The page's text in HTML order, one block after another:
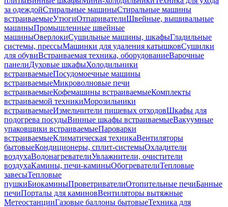
за одеждойСтиральные машиныСтиральные машины
встраиваемыеУтюгиОтпаривателиШвейные, вышивальные
машиныПромышленные швейные
машиныОверлокиСушильные машины, шкафыГладильные
системы, прессыМашинки для удаления катышковСушилки
для обувиВстраиваемая техника, оборудованиеВарочные
панелиДуховые шкафыХолодильники
встраиваемыеПосудомоечные машины
встраиваемыеМикроволновые печи
встраиваемыеКофемашины встраиваемыеКомплекты
встраиваемой техникиМорозильники
встраиваемыеИзмельчители пищевых отходовШкафы для
подогрева посудыВинные шкафы встраиваемыеВакуумные
упаковщики встраиваемыеПароварки
встраиваемыеКлиматическая техникаВентиляторы
бытовыеКондиционеры, сплит-системыОхладители
воздухаВодонагревателиУвлажнители, очистители
воздухаКамины, печи-каминыОбогревателиТепловые
завесыТепловые
пушкиБиокаминыПроветривателиОтопительные печиБанные
печиПорталы для каминовВентиляторы вытяжные
МетеостанцииГазовые баллоны бытовыеТехника для